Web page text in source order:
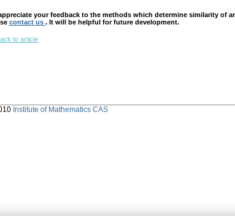
your feedback to the methods which determine similarity of
contact us . It will be helpful for future development.
to article
Institute of Mathematics CAS